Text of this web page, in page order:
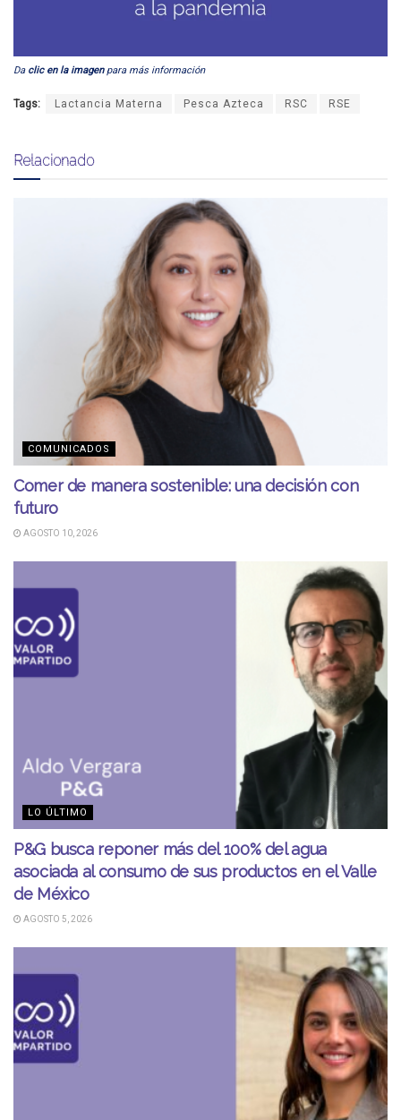
Da clic en la imagenpara más información
Tags: Lactancia Materna Pesca Azteca RSC RSE
Relacionado
COMUNICADOS
Comer de manera sostenible: una decisión con
futuro
AGOSTO 10, 2026
LO ÚLTIMO
P&G busca reponer más del 100% del agua
asociada al consumo de sus productos en el Valle
de México
AGOSTO 5, 2026